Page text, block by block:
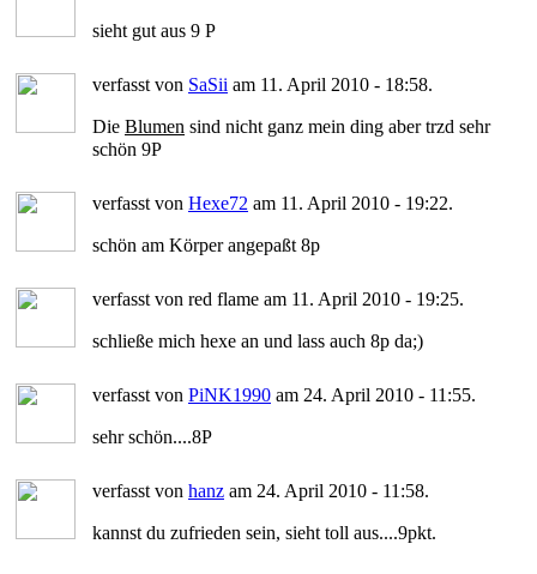
sieht gut aus 9 P
verfasst von SaSii am 11. April 2010 - 18:58.
Die Blumen sind nicht ganz mein ding aber trzd sehr
schön 9P
verfasst von Hexe72 am 11. April 2010 - 19:22.
schön am Körper angepaßt 8p
verfasst von red flame am 11. April 2010 - 19:25.
schließe mich hexe an und lass auch 8p da;)
verfasst von PiNK1990 am 24. April 2010 - 11:55.
sehr schön....8P
verfasst von hanz am 24. April 2010 - 11:58.
kannst du zufrieden sein, sieht toll aus....9pkt.